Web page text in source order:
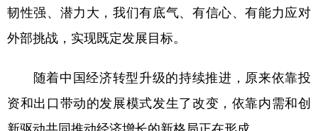
韧性强、潜力大，我们有底气、有信心、有能力应对
外部挑战，实现既定发展目标。
随着中国经济转型升级的持续推进，原来依靠投
资和出口带动的发展模式发生了改变，依靠内需和创
新驱动共同推动经济增长的新格局正在形成。